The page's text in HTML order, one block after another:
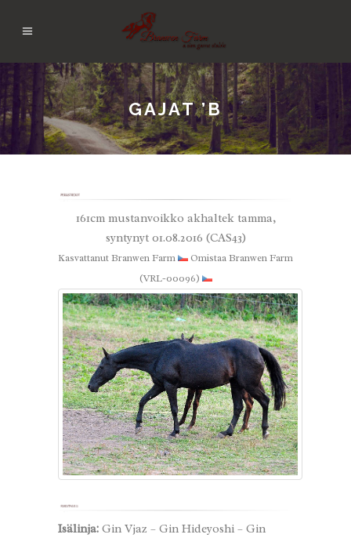
GAJAT ’B
161cm mustanvoikko akhaltek tamma,
syntynyt 01.08.2016 (CAS43)
Kasvattanut Branwen Farm
Omistaa Branwen Farm
(VRL-00096)
Isälinja: Gin Vjaz – Gin Hideyoshi – Gin